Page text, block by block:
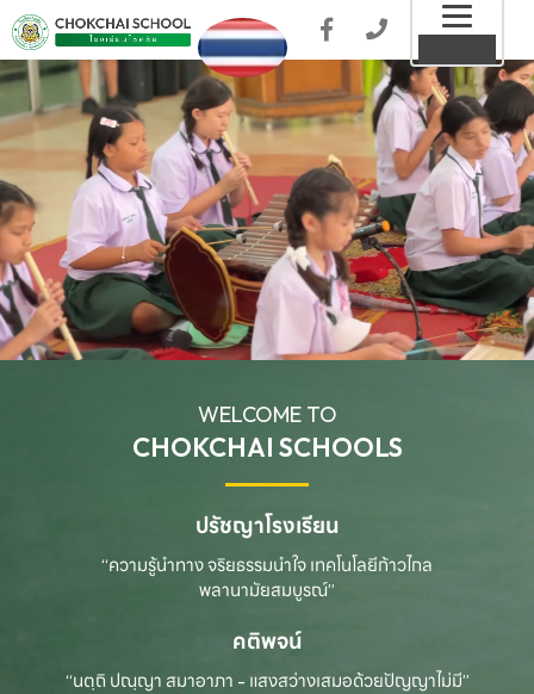
WELCOME TO
CHOKCHAI SCHOOLS
ปรัชญาโรงเรียน
“ความรู้นำทาง จริยธรรมนำใจ เทคโนโลยีก้าวไกล
พลานามัยสมบูรณ์”
คติพจน์
“นตฺถิ ปณฺญา สมาอาภา - แสงสว่างเสมอด้วยปัญญาไม่มี”